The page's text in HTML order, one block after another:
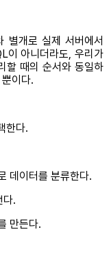
별개로 실제 서버에서
이 아니더라도, 우리가
할 때의 순서와 동일하
이다.
한다.
데이터를 분류한다.
다.
만든다.